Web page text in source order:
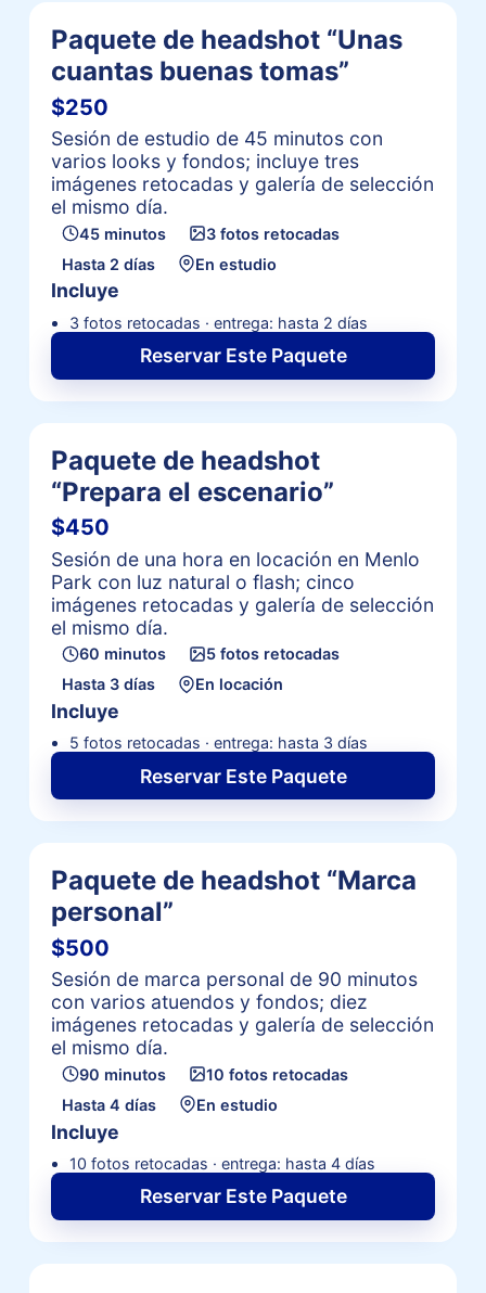
Paquete de headshot “Unas
cuantas buenas tomas”
$250
Sesión de estudio de 45 minutos con
varios looks y fondos; incluye tres
imágenes retocadas y galería de selección
el mismo día.
45 minutos
3 fotos retocadas
Hasta 2 días
En estudio
Incluye
3 fotos retocadas · entrega: hasta 2 días
Reservar Este Paquete
Paquete de headshot
“Prepara el escenario”
$450
Sesión de una hora en locación en Menlo
Park con luz natural o flash; cinco
imágenes retocadas y galería de selección
el mismo día.
60 minutos
5 fotos retocadas
Hasta 3 días
En locación
Incluye
5 fotos retocadas · entrega: hasta 3 días
Reservar Este Paquete
Paquete de headshot “Marca
personal”
$500
Sesión de marca personal de 90 minutos
con varios atuendos y fondos; diez
imágenes retocadas y galería de selección
el mismo día.
90 minutos
10 fotos retocadas
Hasta 4 días
En estudio
Incluye
10 fotos retocadas · entrega: hasta 4 días
Reservar Este Paquete